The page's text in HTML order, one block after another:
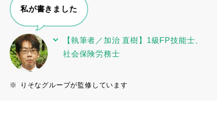
私が書きました
【執筆者／加治 直樹】1級FP技能士、
社会保険労務士
※ りそなグループが監修しています